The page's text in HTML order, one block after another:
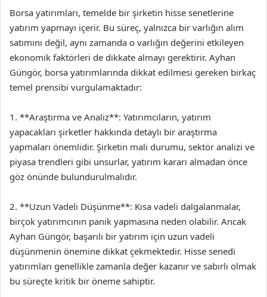
Borsa yatırımları, temelde bir şirketin hisse senetlerine
yatırım yapmayı içerir. Bu süreç, yalnızca bir varlığın alım
satımını değil, aynı zamanda o varlığın değerini etkileyen
ekonomik faktörleri de dikkate almayı gerektirir. Ayhan
Güngör, borsa yatırımlarında dikkat edilmesi gereken birkaç
temel prensibi vurgulamaktadır:
1. **Araştırma ve Analiz**: Yatırımcıların, yatırım
yapacakları şirketler hakkında detaylı bir araştırma
yapmaları önemlidir. Şirketin mali durumu, sektör analizi ve
piyasa trendleri gibi unsurlar, yatırım kararı almadan önce
göz önünde bulundurulmalıdır.
2. **Uzun Vadeli Düşünme**: Kısa vadeli dalgalanmalar,
birçok yatırımcının panik yapmasına neden olabilir. Ancak
Ayhan Güngör, başarılı bir yatırım için uzun vadeli
düşünmenin önemine dikkat çekmektedir. Hisse senedi
yatırımları genellikle zamanla değer kazanır ve sabırlı olmak
bu süreçte kritik bir öneme sahiptir.